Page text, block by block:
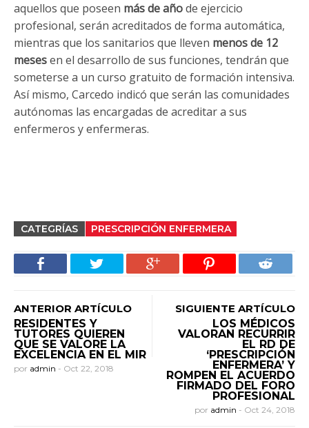
aquellos que poseen más de añode ejercicio
profesional, serán acreditados de forma automática,
mientras que los sanitarios que lleven menos de 12
mesesen el desarrollo de sus funciones, tendrán que
someterse a un curso gratuito de formación intensiva.
Así mismo, Carcedo indicó que serán las comunidades
autónomas las encargadas de acreditar a sus
enfermeros y enfermeras.
CATEGRÍAS PRESCRIPCIÓN ENFERMERA
ANTERIOR ARTÍCULO
RESIDENTES Y
TUTORES QUIEREN
QUE SE VALORE LA
EXCELENCIA EN EL MIR
por admin - Oct 22, 2018
SIGUIENTE ARTÍCULO
LOS MÉDICOS
VALORAN RECURRIR
EL RD DE
‘PRESCRIPCIÓN
ENFERMERA’ Y
ROMPEN EL ACUERDO
FIRMADO DEL FORO
PROFESIONAL
por admin - Oct 24, 2018